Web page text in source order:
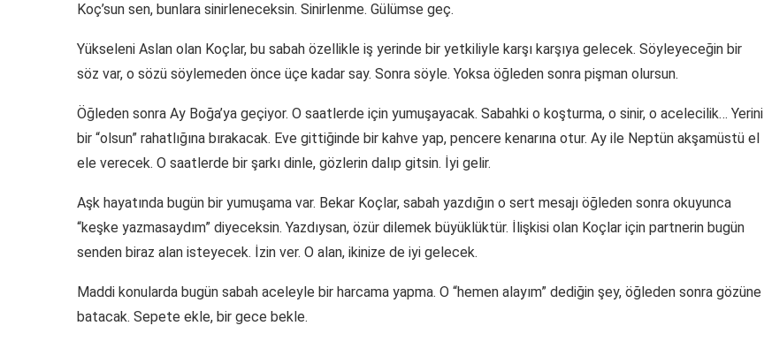
Koç’sun sen, bunlara sinirleneceksin. Sinirlenme. Gülümse geç.
Yükseleni Aslan olan Koçlar, bu sabah özellikle iş yerinde bir yetkiliyle karşı karşıya gelecek. Söyleyeceğin bir
söz var, o sözü söylemeden önce üçe kadar say. Sonra söyle. Yoksa öğleden sonra pişman olursun.
Öğleden sonra Ay Boğa’ya geçiyor. O saatlerde için yumuşayacak. Sabahki o koşturma, o sinir, o acelecilik… Yerini
bir “olsun” rahatlığına bırakacak. Eve gittiğinde bir kahve yap, pencere kenarına otur. Ay ile Neptün akşamüstü el
ele verecek. O saatlerde bir şarkı dinle, gözlerin dalıp gitsin. İyi gelir.
Aşk hayatında bugün bir yumuşama var. Bekar Koçlar, sabah yazdığın o sert mesajı öğleden sonra okuyunca
“keşke yazmasaydım” diyeceksin. Yazdıysan, özür dilemek büyüklüktür. İlişkisi olan Koçlar için partnerin bugün
senden biraz alan isteyecek. İzin ver. O alan, ikinize de iyi gelecek.
Maddi konularda bugün sabah aceleyle bir harcama yapma. O “hemen alayım” dediğin şey, öğleden sonra gözüne
batacak. Sepete ekle, bir gece bekle.